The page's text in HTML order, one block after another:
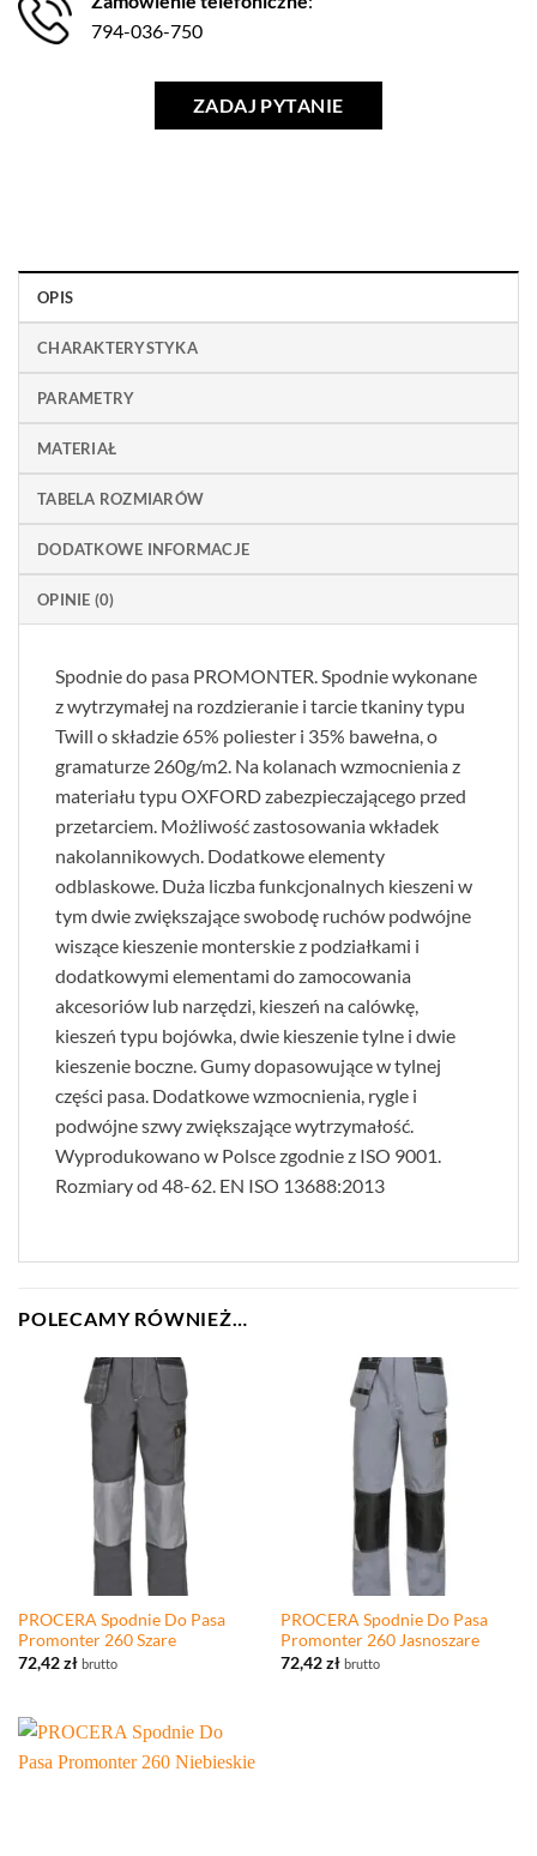
794-036-750
ZADAJ PYTANIE
OPIS
CHARAKTERYSTYKA
PARAMETRY
MATERIAŁ
TABELA ROZMIARÓW
DODATKOWE INFORMACJE
OPINIE (0)
Spodnie do pasa PROMONTER. Spodnie wykonane
z wytrzymałej na rozdzieranie i tarcie tkaniny typu
Twill o składzie 65% poliester i 35% bawełna, o
gramaturze 260g/m2. Na kolanach wzmocnienia z
materiału typu OXFORD zabezpieczającego przed
przetarciem. Możliwość zastosowania wkładek
nakolannikowych. Dodatkowe elementy
odblaskowe. Duża liczba funkcjonalnych kieszeni w
tym dwie zwiększające swobodę ruchów podwójne
wiszące kieszenie monterskie z podziałkami i
dodatkowymi elementami do zamocowania
akcesoriów lub narzędzi, kieszeń na calówkę,
kieszeń typu bojówka, dwie kieszenie tylne i dwie
kieszenie boczne. Gumy dopasowujące w tylnej
części pasa. Dodatkowe wzmocnienia, rygle i
podwójne szwy zwiększające wytrzymałość.
Wyprodukowano w Polsce zgodnie z ISO 9001.
Rozmiary od 48-62. EN ISO 13688:2013
POLECAMY RÓWNIEŻ…
PROCERA Spodnie Do Pasa
Promonter 260 Szare
72,42zł brutto
PROCERA Spodnie Do Pasa
Promonter 260 Jasnoszare
72,42zł brutto